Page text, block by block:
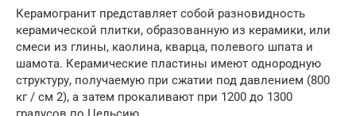
Керамогранит представляет собой разновидность
керамической плитки, образованную из керамики, или
смеси из глины, каолина, кварца, полевого шпата и
шамота. Керамические пластины имеют однородную
структуру, получаемую при сжатии под давлением (800
кг / см 2), а затем прокаливают при 1200 до 1300